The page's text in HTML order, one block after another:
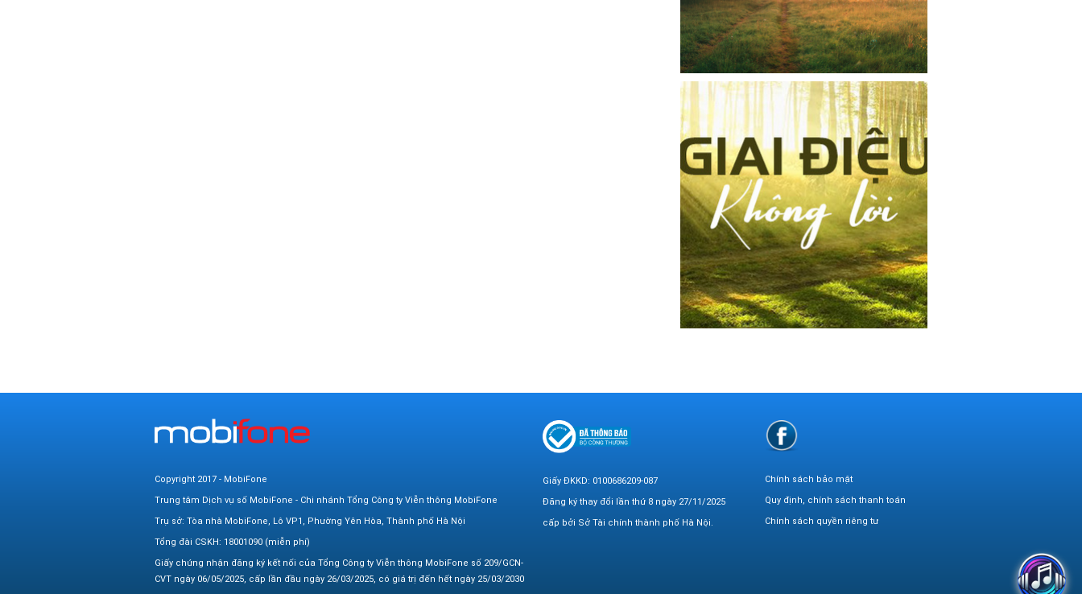
Copyright 2017 - MobiFone
Trung tâm Dịch vụ số MobiFone - Chi nhánh Tổng Công ty Viễn thông MobiFone
Trụ sở: Tòa nhà MobiFone, Lô VP1, Phường Yên Hòa, Thành phố Hà Nội
Tổng đài CSKH: 18001090 (miễn phí)
Giấy chứng nhận đăng ký kết nối của Tổng Công ty Viễn thông MobiFone số 209/GCN-
CVT ngày 06/05/2025, cấp lần đầu ngày 26/03/2025, có giá trị đến hết ngày 25/03/2030
Giấy ĐKKD: 0100686209-087
Đăng ký thay đổi lần thứ 8 ngày 27/11/2025
cấp bởi Sở Tài chính thành phố Hà Nội.
Chính sách bảo mật
Quy định, chính sách thanh toán
Chính sách quyền riêng tư